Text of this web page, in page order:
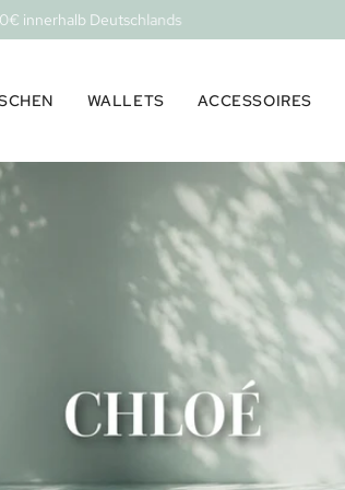
Deutschlands
WALLETS ACCESSOIRES